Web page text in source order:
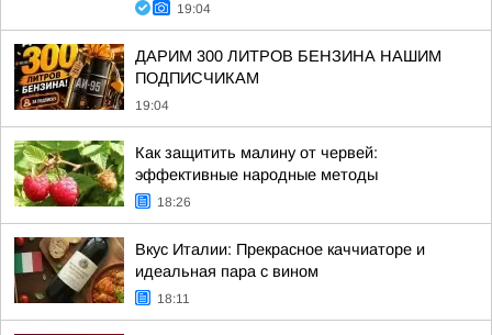
19:04
ДАРИМ 300 ЛИТРОВ БЕНЗИНА НАШИМ
ПОДПИСЧИКАМ
19:04
Как защитить малину от червей:
эффективные народные методы
18:26
Вкус Италии: Прекрасное каччиаторе и
идеальная пара с вином
18:11